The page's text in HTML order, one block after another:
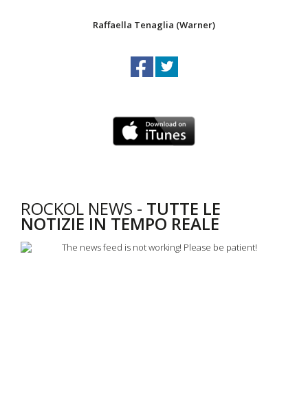
Raffaella Tenaglia (Warner)
ROCKOL NEWS - TUTTE LE
NOTIZIE IN TEMPO REALE